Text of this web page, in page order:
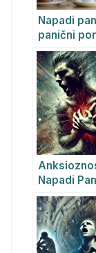
Napadi
panični
Napadi
ih
Prevazići
REBT